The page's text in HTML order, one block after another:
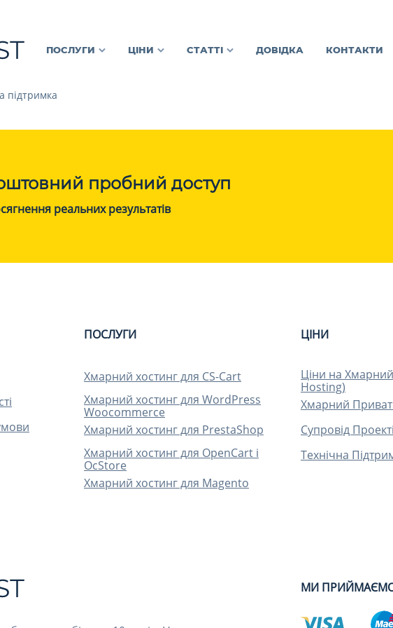
ПОСЛУГИ ЦІНИ СТАТТІ ДОВІДКА КОНТАКТИ
підтримка
пробний доступ
реальних результатів
ПОСЛУГИ
Хмарний хостинг для CS-Cart
Хмарний хостинг для WordPress
Woocommerce
Хмарний хостинг для PrestaShop
Хмарний хостинг для OpenCart і
OcStore
Хмарний хостинг для Magento
ЦІНИ
Ціни на
Hosting)
Хмарний
Супровід
Технічна
МИ